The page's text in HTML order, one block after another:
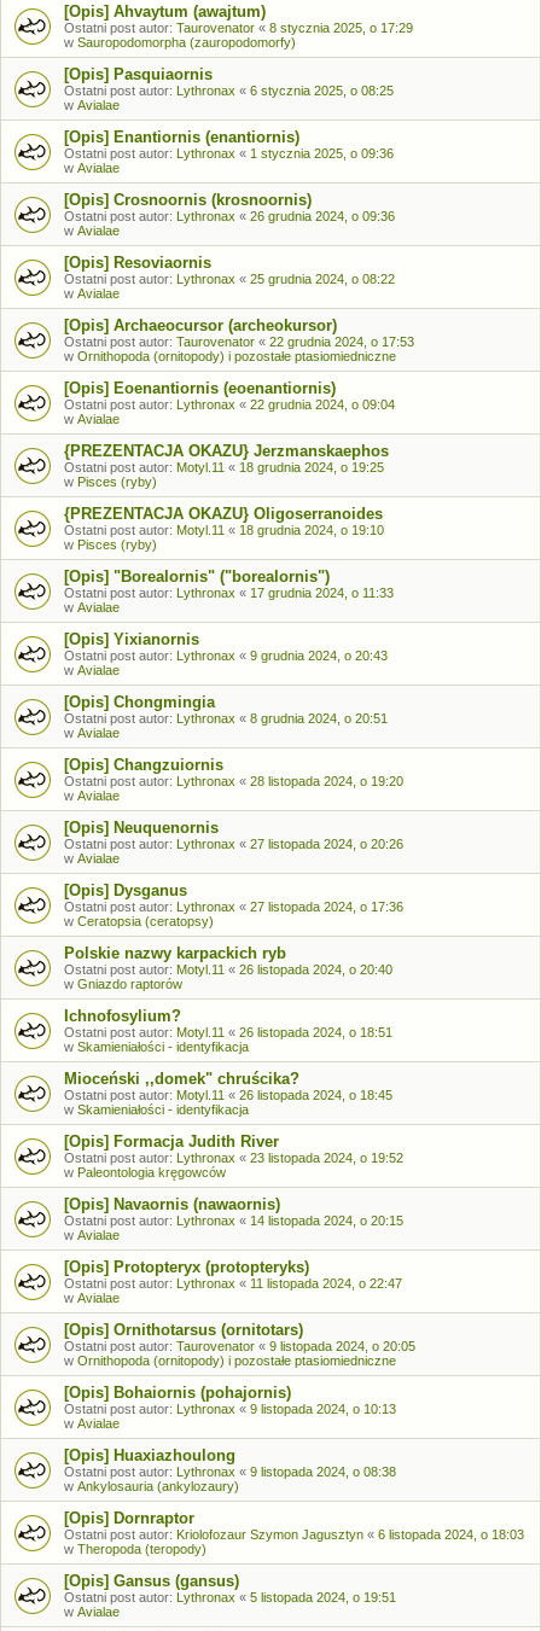
[Opis] Ahvaytum (awajtum)
Ostatni post autor: Taurovenator « 8 stycznia 2025, o 17:29
w Sauropodomorpha (zauropodomorfy)
[Opis] Pasquiaornis
Ostatni post autor: Lythronax « 6 stycznia 2025, o 08:25
w Avialae
[Opis] Enantiornis (enantiornis)
Ostatni post autor: Lythronax « 1 stycznia 2025, o 09:36
w Avialae
[Opis] Crosnoornis (krosnoornis)
Ostatni post autor: Lythronax « 26 grudnia 2024, o 09:36
w Avialae
[Opis] Resoviaornis
Ostatni post autor: Lythronax « 25 grudnia 2024, o 08:22
w Avialae
[Opis] Archaeocursor (archeokursor)
Ostatni post autor: Taurovenator « 22 grudnia 2024, o 17:53
w Ornithopoda (ornitopody) i pozostałe ptasiomiedniczne
[Opis] Eoenantiornis (eoenantiornis)
Ostatni post autor: Lythronax « 22 grudnia 2024, o 09:04
w Avialae
{PREZENTACJA OKAZU} Jerzmanskaephos
Ostatni post autor: Motyl.11 « 18 grudnia 2024, o 19:25
w Pisces (ryby)
{PREZENTACJA OKAZU} Oligoserranoides
Ostatni post autor: Motyl.11 « 18 grudnia 2024, o 19:10
w Pisces (ryby)
[Opis] "Borealornis" ("borealornis")
Ostatni post autor: Lythronax « 17 grudnia 2024, o 11:33
w Avialae
[Opis] Yixianornis
Ostatni post autor: Lythronax « 9 grudnia 2024, o 20:43
w Avialae
[Opis] Chongmingia
Ostatni post autor: Lythronax « 8 grudnia 2024, o 20:51
w Avialae
[Opis] Changzuiornis
Ostatni post autor: Lythronax « 28 listopada 2024, o 19:20
w Avialae
[Opis] Neuquenornis
Ostatni post autor: Lythronax « 27 listopada 2024, o 20:26
w Avialae
[Opis] Dysganus
Ostatni post autor: Lythronax « 27 listopada 2024, o 17:36
w Ceratopsia (ceratopsy)
Polskie nazwy karpackich ryb
Ostatni post autor: Motyl.11 « 26 listopada 2024, o 20:40
w Gniazdo raptorów
Ichnofosylium?
Ostatni post autor: Motyl.11 « 26 listopada 2024, o 18:51
w Skamieniałości - identyfikacja
Mioceński ,,domek" chruścika?
Ostatni post autor: Motyl.11 « 26 listopada 2024, o 18:45
w Skamieniałości - identyfikacja
[Opis] Formacja Judith River
Ostatni post autor: Lythronax « 23 listopada 2024, o 19:52
w Paleontologia kręgowców
[Opis] Navaornis (nawaornis)
Ostatni post autor: Lythronax « 14 listopada 2024, o 20:15
w Avialae
[Opis] Protopteryx (protopteryks)
Ostatni post autor: Lythronax « 11 listopada 2024, o 22:47
w Avialae
[Opis] Ornithotarsus (ornitotars)
Ostatni post autor: Taurovenator « 9 listopada 2024, o 20:05
w Ornithopoda (ornitopody) i pozostałe ptasiomiedniczne
[Opis] Bohaiornis (pohajornis)
Ostatni post autor: Lythronax « 9 listopada 2024, o 10:13
w Avialae
[Opis] Huaxiazhoulong
Ostatni post autor: Lythronax « 9 listopada 2024, o 08:38
w Ankylosauria (ankylozaury)
[Opis] Dornraptor
Ostatni post autor: Kriolofozaur Szymon Jagusztyn « 6 listopada 2024, o 18:03
w Theropoda (teropody)
[Opis] Gansus (gansus)
Ostatni post autor: Lythronax « 5 listopada 2024, o 19:51
w Avialae